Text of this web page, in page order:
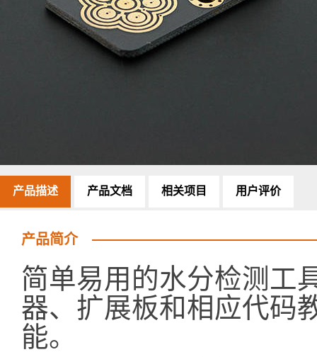
产品描述 产品文档 相关项目 用户评价
产品简介
简单易用的水分检测工
器、扩展板和相应代码
能。